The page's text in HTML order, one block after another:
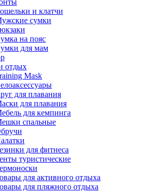
и клатчи
сумки
на пояс
для мам
отдых
Mask
для плавания
для плавания
для кемпинга
спальные
для фитнеса
туристические
для активного отдыха
для пляжного отдыха